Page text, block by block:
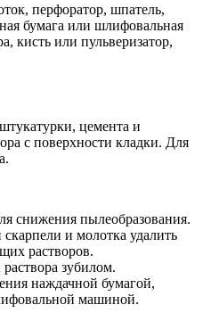
перфоратор, шпатель,
бумага или шлифовальная
кисть или пульверизатор,
цемента и
с поверхности кладки. Для
снижения пылеобразования.
и молотка удалить
растворов.
зубилом.
наждачной бумагой,
машиной.